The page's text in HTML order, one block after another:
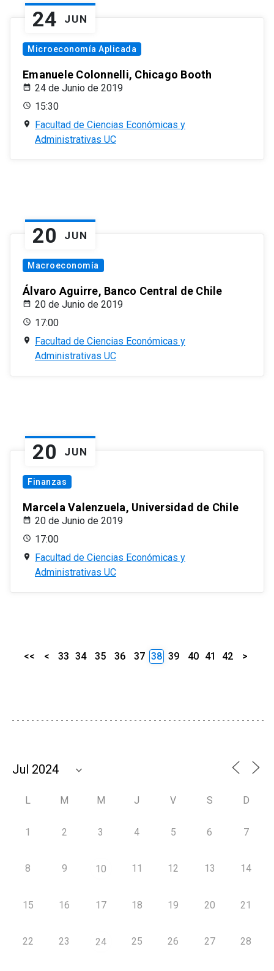
24 JUN
Microeconomía Aplicada
Emanuele Colonnelli, Chicago Booth
24 de Junio de 2019
15:30
Facultad de Ciencias Económicas y
Administrativas UC
20 JUN
Macroeconomía
Álvaro Aguirre, Banco Central de Chile
20 de Junio de 2019
17:00
Facultad de Ciencias Económicas y
Administrativas UC
20 JUN
Finanzas
Marcela Valenzuela, Universidad de Chile
20 de Junio de 2019
17:00
Facultad de Ciencias Económicas y
Administrativas UC
<< < 33 34 35 36 37 38 39 40 41 42 >
L M M J V S D
1 2 3 4 5 6 7
8 9 10 11 12 13 14
15 16 17 18 19 20 21
22 23 24 25 26 27 28